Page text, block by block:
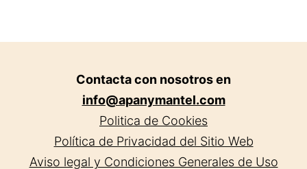
Contacta con nosotros en
info@apanymantel.com
Politica de Cookies
Política de Privacidad del Sitio Web
Aviso legal y Condiciones Generales de Uso